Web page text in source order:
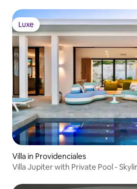
Luxe
Luxe
Villa in Providenciales
Villa Jupiter with Private Pool -